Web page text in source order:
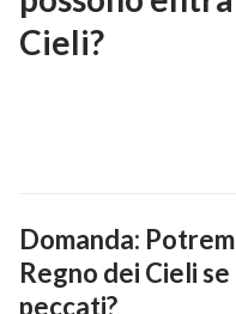
Cieli?
Domanda:
Regno dei Cielise
peccati?